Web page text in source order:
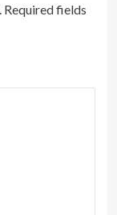
Required fields